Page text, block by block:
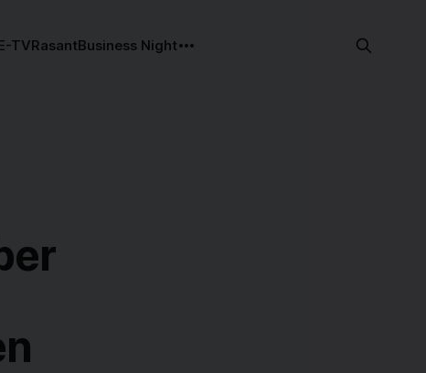
TVRasantBusiness Night